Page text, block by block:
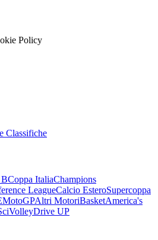
Policy
Classifiche
BCoppa ItaliaChampions
LeagueCalcio EsteroSupercoppa
MotoGPAltri MotoriBasketAmerica's
VolleyDrive UP